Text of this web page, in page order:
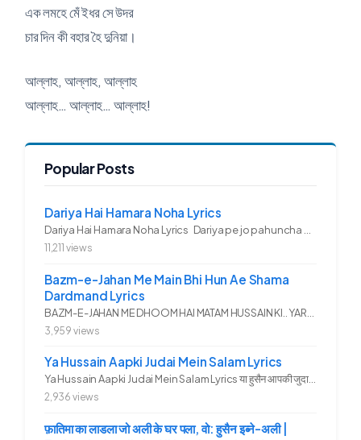
এক লমহে মেঁ ইধর সে উদর
চার দিন কী বহার হৈ দুনিয়া।
আল্লাহ, আল্লাহ, আল্লাহ
আল্লাহ… আল্লাহ… আল্লাহ!
Popular Posts
Dariya Hai Hamara Noha Lyrics
11,211 views
Bazm-e-Jahan Me Main Bhi Hun Ae Shama
Dardmand Lyrics
3,959 views
Ya Hussain Aapki Judai Mein Salam Lyrics
2,936 views
फ़ातिमा का लाडला जो अली के घर पला, वो: हुसैन इब्ने-अली |